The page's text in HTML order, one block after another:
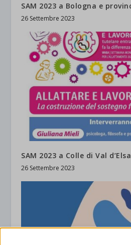
SAM 2023 a Bologna e
26 Settembre 2023
SAM 2023 a Colle di Val
26 Settembre 2023